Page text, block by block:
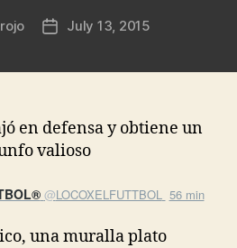
PostJuly 13, 2015
en defensa y obtiene un
valioso
@LOCOXELFUTTBOL 56 min
una muralla plato